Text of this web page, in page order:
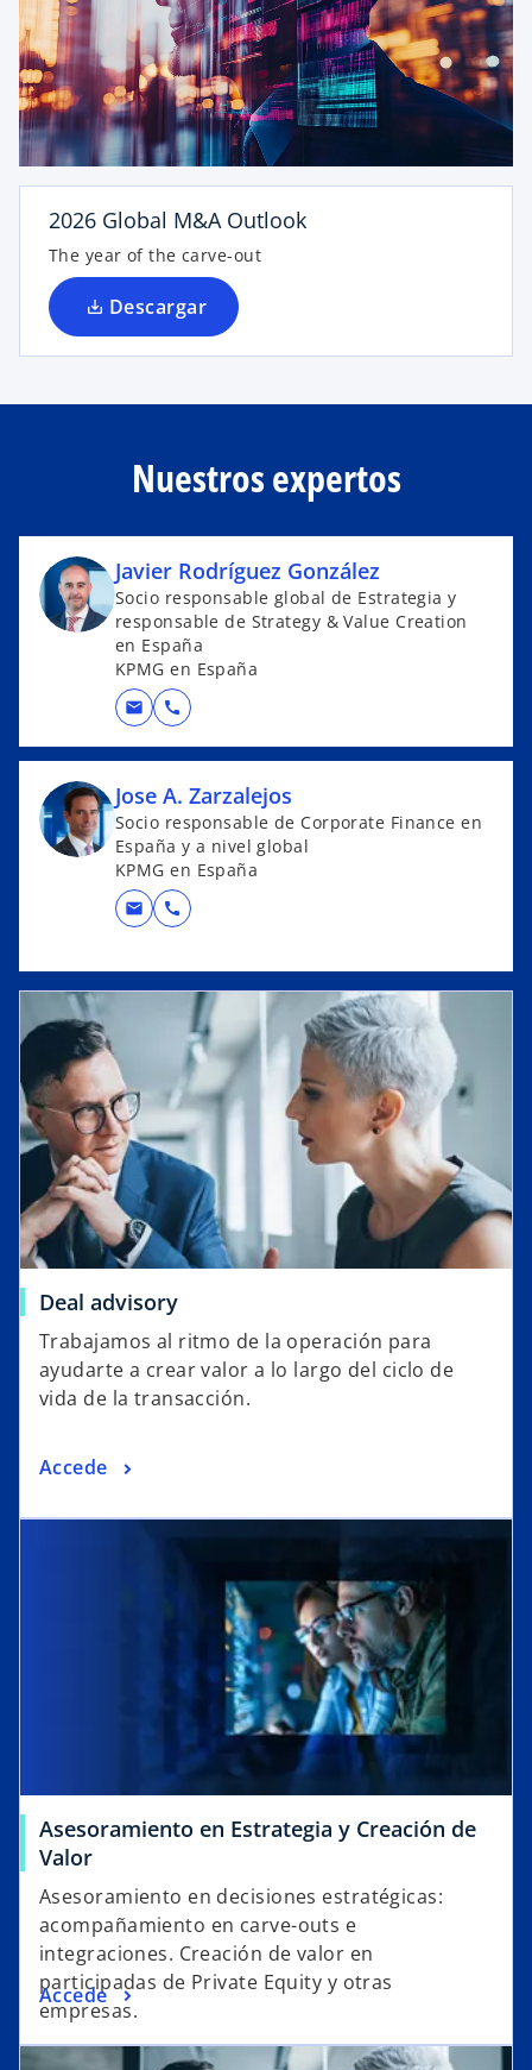
2026 Global M&A Outlook
The year of the carve-out
Descargar
b
r
e
e
n
a
e
s
a
a
n
v
a
Nuestros expertos
Javier Rodríguez González
Socio responsable global de Estrategia y
responsable de Strategy & Value Creation
en España
KPMG en España
mail call
Jose A. Zarzalejos
Socio responsable de Corporate Finance en
España y a nivel global
KPMG en España
mail call
Deal advisory
Trabajamos al ritmo de la operación para
ayudarte a crear valor a lo largo del ciclo de
vida de la transacción.
Accede
Asesoramiento en Estrategia y Creación de
Valor
Asesoramiento en decisiones estratégicas:
acompañamiento en carve-outs e
integraciones. Creación de valor en
participadas de Private Equity y otras
empresas.
Accede